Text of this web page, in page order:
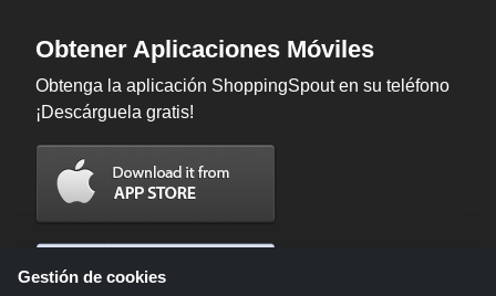
Obtener Aplicaciones Móviles
Obtenga la aplicación ShoppingSpout en su teléfono
¡Descárguela gratis!
Gestión de cookies